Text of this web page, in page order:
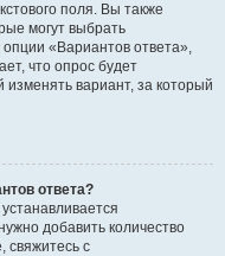
поля. Вы также
могут выбрать
«Вариантов ответа»,
что опрос будет
вариант, за который
ответа?
добавить количество
свяжитесь с